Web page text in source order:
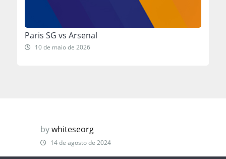
Paris SG vs Arsenal
10 de maio de 2026
bywhiteseorg
14 de agosto de 2024